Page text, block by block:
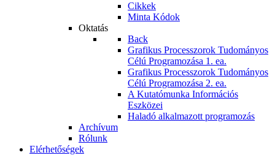
Cikkek
Minta Kódok
Oktatás
Back
Grafikus Processzorok Tudományos
Célú Programozása 1. ea.
Grafikus Processzorok Tudományos
Célú Programozása 2. ea.
A Kutatómunka Információs
Eszközei
Haladó alkalmazott programozás
Archívum
Rólunk
Elérhetőségek